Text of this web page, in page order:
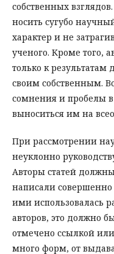
собственных
носить сугубо
характер и не
ученого. Кроме того,
только к результатам
своим собственным.
сомнения и пробелы
выноситься им на
При рассмотрении
неуклонно
Авторы статей
написали
ими использовалась
авторов, это должно
отмечено ссылкой
много форм, от